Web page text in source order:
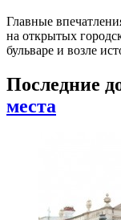
Главные
на открытых
бульваре и возле
Последние
места